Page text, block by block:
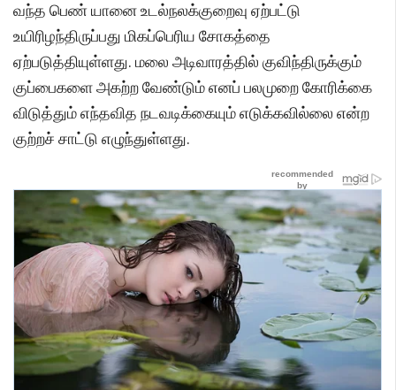
வந்த பெண் யானை உடல்நலக்குறைவு ஏற்பட்டு
உயிரிழந்திருப்பது மிகப்பெரிய சோகத்தை
ஏற்படுத்தியுள்ளது. மலை அடிவாரத்தில் குவிந்திருக்கும்
குப்பைகளை அகற்ற வேண்டும் எனப் பலமுறை கோரிக்கை
விடுத்தும் எந்தவித நடவடிக்கையும் எடுக்கவில்லை என்ற
குற்றச் சாட்டு எழுந்துள்ளது.